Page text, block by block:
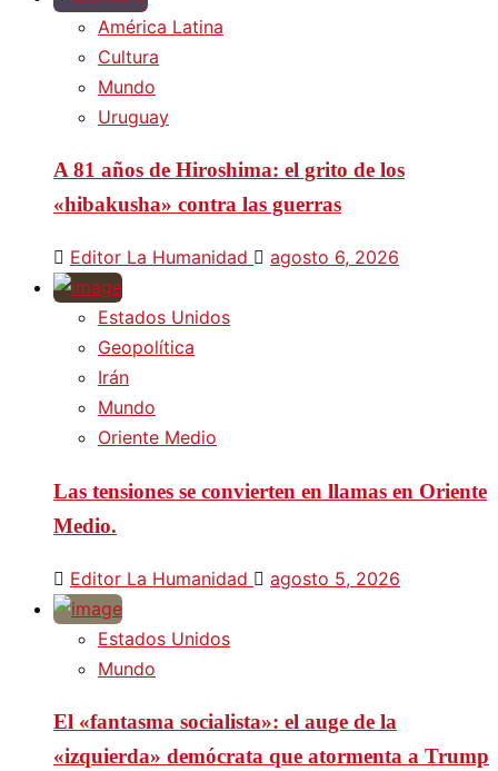
América Latina
Cultura
Mundo
Uruguay
A 81 años de Hiroshima: el grito de los
«hibakusha» contra las guerras
Editor La Humanidad agosto 6, 2026
Estados Unidos
Geopolítica
Irán
Mundo
Oriente Medio
Las tensiones se convierten en llamas en Oriente
Medio.
Editor La Humanidad agosto 5, 2026
Estados Unidos
Mundo
El «fantasma socialista»: el auge de la
«izquierda» demócrata que atormenta a Trump